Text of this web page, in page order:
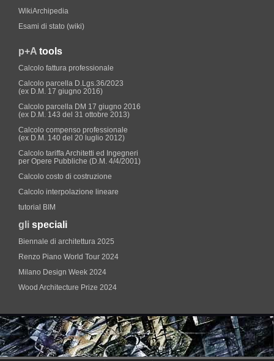
WikiArchipedia
Esami di stato (wiki)
p+A tools
Calcolo fattura professionale
Calcolo parcella D.Lgs.36/2023
(ex D.M. 17 giugno 2016)
Calcolo parcella DM 17 giugno 2016
(ex D.M. 143 del 31 ottobre 2013)
Calcolo compenso professionale
(ex D.M. 140 del 20 luglio 2012)
Calcolo tariffa Architetti ed Ingegneri
per Opere Pubbliche (D.M. 4/4/2001)
Calcolo costo di costruzione
Calcolo interpolazione lineare
tutorial BIM
gli speciali
Biennale di architettura 2025
Renzo Piano World Tour 2024
Milano Design Week 2024
Wood Architecture Prize 2024